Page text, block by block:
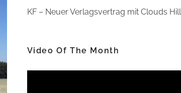
KF – Neuer Verlagsvertrag mit Clouds Hill
Video Of The Month